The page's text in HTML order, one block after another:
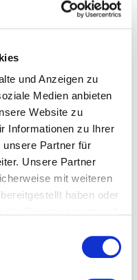
und Anzeigen zu
Medien anbieten
Website zu
Informationen zu Ihrer
unsere Partner für
Unsere Partner
mit weiteren
haben oder
Gustavsburg